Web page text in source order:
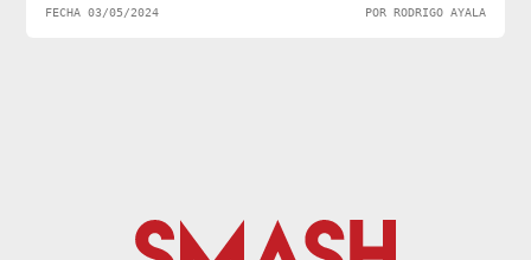
FECHA 03/05/2024 POR RODRIGO AYALA